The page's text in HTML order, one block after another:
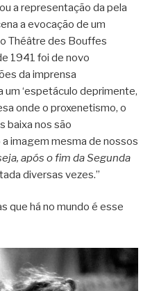
a representação da pela
a evocação de um
Théâtre des Bouffes
1941 foi de novo
da imprensa
um ‘espetáculo deprimente,
onde o proxenetismo, o
baixa nos são
imagem mesma de nossos
após o fim da Segunda
diversas vezes.”
que há no mundo é esse